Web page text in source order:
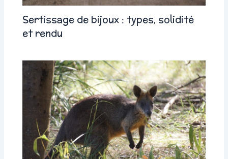
Sertissage de bijoux : types, solidité
et rendu